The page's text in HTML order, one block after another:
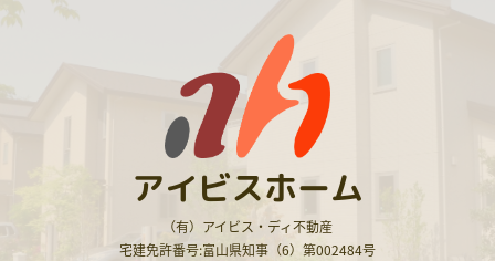
アイビスホーム
（有）アイビス・ディ不動産
宅建免許番号:富山県知事（6）第002484号